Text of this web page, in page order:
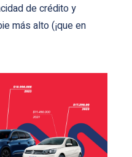
de crédito y
más alto (¡que en